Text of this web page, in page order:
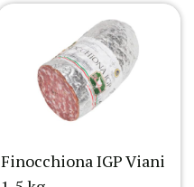
Finocchiona IGP Viani